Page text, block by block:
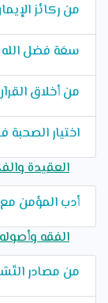
من ركائز
سعَة فضل
من أخلاق
اختيار الصحبة
العقيدة
أدب المؤمن مع
الفقه وأصوله
من مصادر